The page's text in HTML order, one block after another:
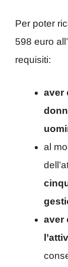
Per poter
598 euro
requisiti:
aver
al
aver